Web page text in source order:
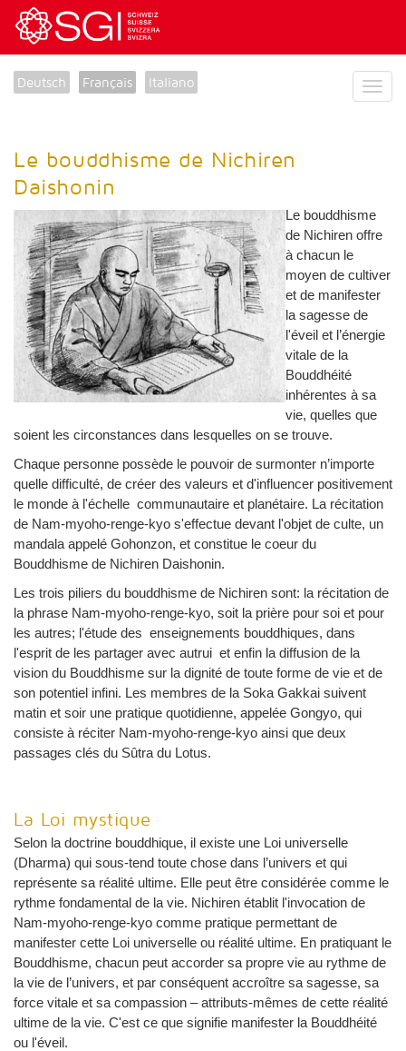
Deutsch Français Italiano
Le bouddhisme de Nichiren
Daishonin
Le bouddhisme
de Nichiren offre
à chacun le
moyen de cultiver
et de manifester
la sagesse de
l'éveil et l’énergie
vitale de la
Bouddhéité
inhérentes à sa
vie, quelles que
soient les circonstances dans lesquelles on se trouve.
Chaque personne possède le pouvoir de surmonter n’importe
quelle difficulté, de créer des valeurs et d'influencer positivement
le monde à l'échelle communautaire et planétaire. La récitation
de Nam-myoho-renge-kyo s'effectue devant l'objet de culte, un
mandala appelé Gohonzon, et constitue le coeur du
Bouddhisme de Nichiren Daishonin.
Les trois piliers du bouddhisme de Nichiren sont: la récitation de
la phrase Nam-myoho-renge-kyo, soit la prière pour soi et pour
les autres; l'étude des enseignements bouddhiques, dans
l'esprit de les partager avec autrui et enfin la diffusion de la
vision du Bouddhisme sur la dignité de toute forme de vie et de
son potentiel infini. Les membres de la Soka Gakkai suivent
matin et soir une pratique quotidienne, appelée Gongyo, qui
consiste à réciter Nam-myoho-renge-kyo ainsi que deux
passages clés du Sûtra du Lotus.
La Loi mystique
Selon la doctrine bouddhique, il existe une Loi universelle
(Dharma) qui sous-tend toute chose dans l’univers et qui
représente sa réalité ultime. Elle peut être considérée comme le
rythme fondamental de la vie. Nichiren établit l'invocation de
Nam-myoho-renge-kyo comme pratique permettant de
manifester cette Loi universelle ou réalité ultime. En pratiquant le
Bouddhisme, chacun peut accorder sa propre vie au rythme de
la vie de l’univers, et par conséquent accroître sa sagesse, sa
force vitale et sa compassion – attributs-mêmes de cette réalité
ultime de la vie. C'est ce que signifie manifester la Bouddhéité
ou l'éveil.